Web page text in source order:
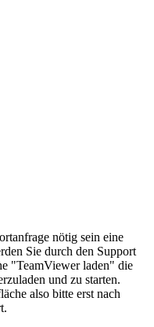
nötig sein eine
Sie durch den Support
"TeamViewer laden" die
und zu starten.
also bitte erst nach